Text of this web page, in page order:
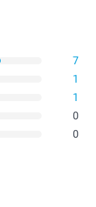
7
1
1
0
0